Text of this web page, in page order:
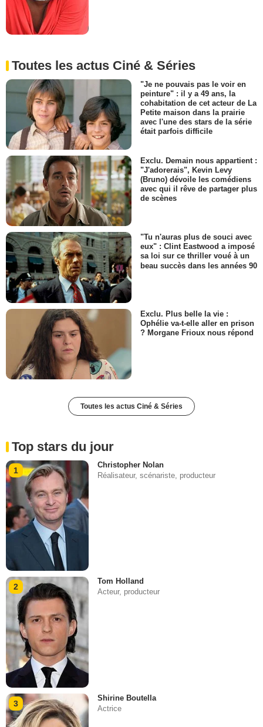
Toutes les actus Ciné & Séries
"Je ne pouvais pas le voir en
peinture" : il y a 49 ans, la
cohabitation de cet acteur de La
Petite maison dans la prairie
avec l'une des stars de la série
était parfois difficile
Exclu. Demain nous appartient :
"J'adorerais", Kevin Levy
(Bruno) dévoile les comédiens
avec qui il rêve de partager plus
de scènes
"Tu n'auras plus de souci avec
eux" : Clint Eastwood a imposé
sa loi sur ce thriller voué à un
beau succès dans les années 90
Exclu. Plus belle la vie :
Ophélie va-t-elle aller en prison
? Morgane Frioux nous répond
Toutes les actus Ciné & Séries
Top stars du jour
1
Christopher Nolan
Réalisateur, scénariste, producteur
2
Tom Holland
Acteur, producteur
3
Shirine Boutella
Actrice